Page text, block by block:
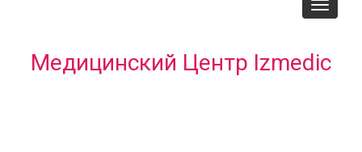
Toggle
Медицинский Центр Izmedic